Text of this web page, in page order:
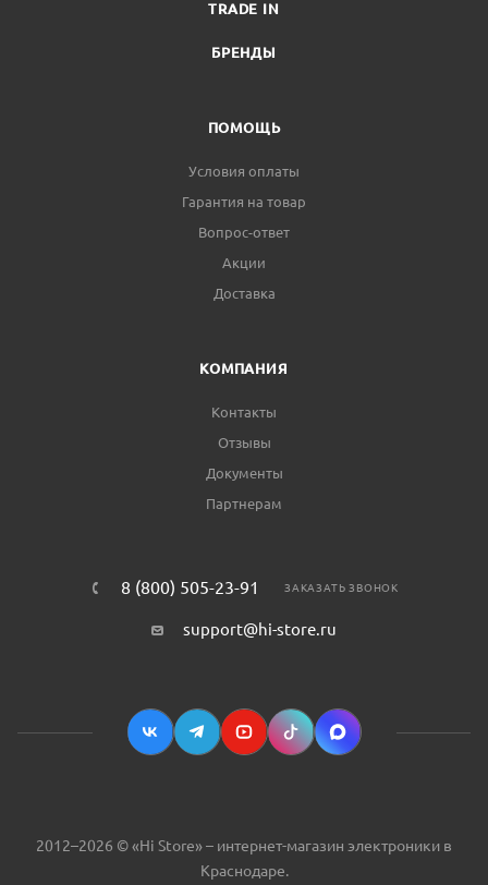
TRADE IN
БРЕНДЫ
ПОМОЩЬ
Условия оплаты
Гарантия на товар
Вопрос-ответ
Акции
Доставка
КОМПАНИЯ
Контакты
Отзывы
Документы
Партнерам
8 (800) 505-23-91 ЗАКАЗАТЬ ЗВОНОК
support@hi-store.ru
2012–2026 © «Hi Store» – интернет-магазин электроники в
Краснодаре.